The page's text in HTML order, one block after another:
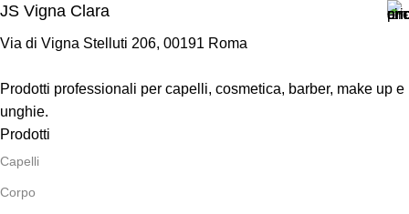
JS Vigna Clara
Via di Vigna Stelluti 206, 00191 Roma
Prodotti professionali per capelli, cosmetica, barber, make up e
unghie.
Prodotti
Capelli
Corpo